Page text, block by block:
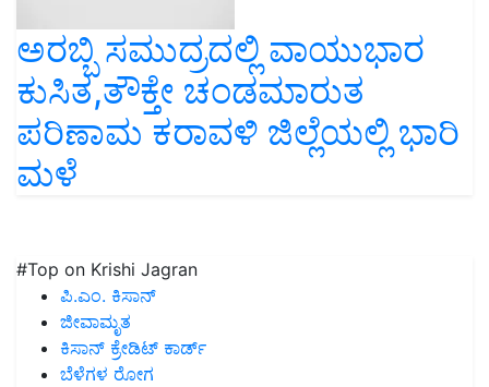
ಅರಬ್ಬಿ ಸಮುದ್ರದಲ್ಲಿ ವಾಯುಭಾರ
ಕುಸಿತ,ತೌಕ್ತೇ ಚಂಡಮಾರುತ
ಪರಿಣಾಮ ಕರಾವಳಿ ಜಿಲ್ಲೆಯಲ್ಲಿ ಭಾರಿ
ಮಳೆ
ಪಿ.ಎಂ. ಕಿಸಾನ್
ಜೀವಾಮೃತ
ಕಿಸಾನ್ ಕ್ರೇಡಿಟ್ ಕಾರ್ಡ್
ಬೆಳೆಗಳ ರೋಗ
ಕೃಷಿ ಯಂತ್ರೋಪಕರಣಗಳ ಸಹಾಯಧನ